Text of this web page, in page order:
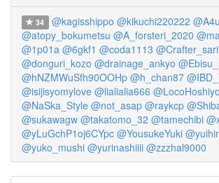
34 @kagisshippo @kikuchi220222
@atopy_bokumetsu @A_forsteri_2020
@1p01a @6gkf1 @coda1113
@donguri_kozo @drainage_ankyo
@hNZMWuSfh90OOHp @h_chan87
@isijisyomylove @lialialia666
@NaSka_Style @not_asap @raykcp
@sukawagw @takatomo_32 @tamechibi
@yLuGchP1oj6CYpc @YousukeYuki
@yuko_mushi @yurinashiiii @zzzhal9000